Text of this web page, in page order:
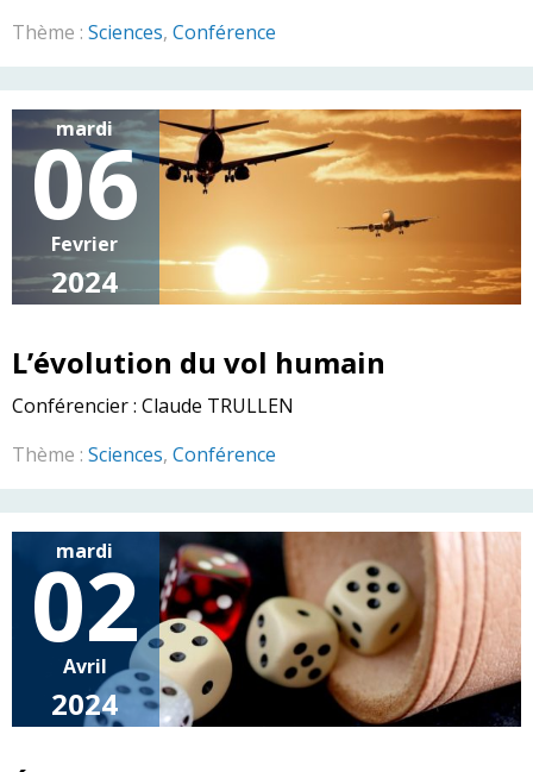
Thème : Sciences, Conférence
mardi
06
Fevrier
2024
L’évolution du vol humain
Conférencier : Claude TRULLEN
Thème : Sciences, Conférence
mardi
02
Avril
2024